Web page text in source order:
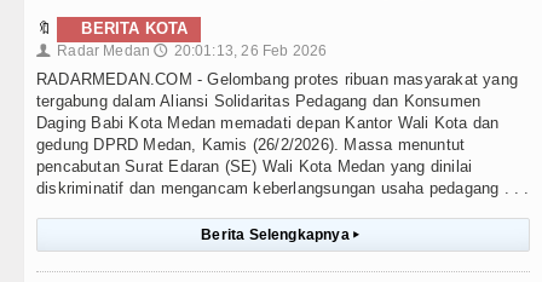
🔖 BERITA KOTA
👤 Radar Medan 🕔 20:01:13, 26 Feb 2026
RADARMEDAN.COM - Gelombang protes ribuan masyarakat yang
tergabung dalam Aliansi Solidaritas Pedagang dan Konsumen
Daging Babi Kota Medan memadati depan Kantor Wali Kota dan
gedung DPRD Medan, Kamis (26/2/2026). Massa menuntut
pencabutan Surat Edaran (SE) Wali Kota Medan yang dinilai
diskriminatif dan mengancam keberlangsungan usaha pedagang . . .
Berita Selengkapnya ▸